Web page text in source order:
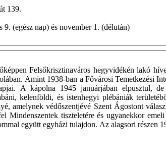
139.
június 9. (egész nap) és november 1. (délután)
Felsőkrisztinaváros hegyvidékén lakó
Amint 1938-ban a Fővárosi Temetkezési
A kápolna 1945 januárjában elpusztul,
kelenföldi, és istenhegyi plébániák
amelynek védőszentjévé Szent Ágostont
Mindenszentek tiszteletére és ugyanekkor
együtt egyházi tulajdon. Az alagsori részen